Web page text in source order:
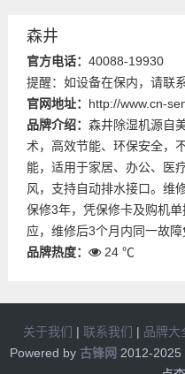
森井
官方电话： 40088-19930
提醒：如设备在保内，请联
官网地址： http://www.cn-
品牌介绍： 森井除湿机源自
术，高效节能、环保安全，
能，适用于家居、办公、医
风，支持自动排水接口。维
保修3年，凭保修卡及购机
应，维修后3个月内同一故障
品牌热度：
24 ℃
关于我们 | 联系我们 | 品牌大
Powered by 古锋网 2012-2025